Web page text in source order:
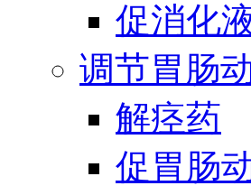
促消化
调节胃肠
解痉药
促胃肠